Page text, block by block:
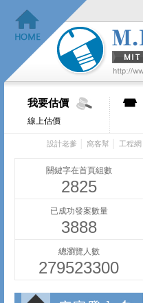
我要估價
線上估價
設計老爹 窩客幫 工程網
關鍵字在首頁組數
2825
已成功發案數量
3888
總瀏覽人數
279523300